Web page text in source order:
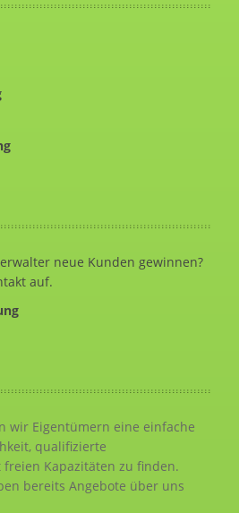
neue Kunden gewinnen?
auf.
wir Eigentümern eine einfache
qualifizierte
Kapazitäten zu finden.
bereits Angebote über uns